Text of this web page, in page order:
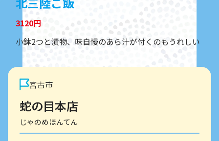
3120円
小鉢2つと漬物、味自慢のあら汁が付くのもうれしい
宮古市
蛇の目本店
じゃのめほんてん